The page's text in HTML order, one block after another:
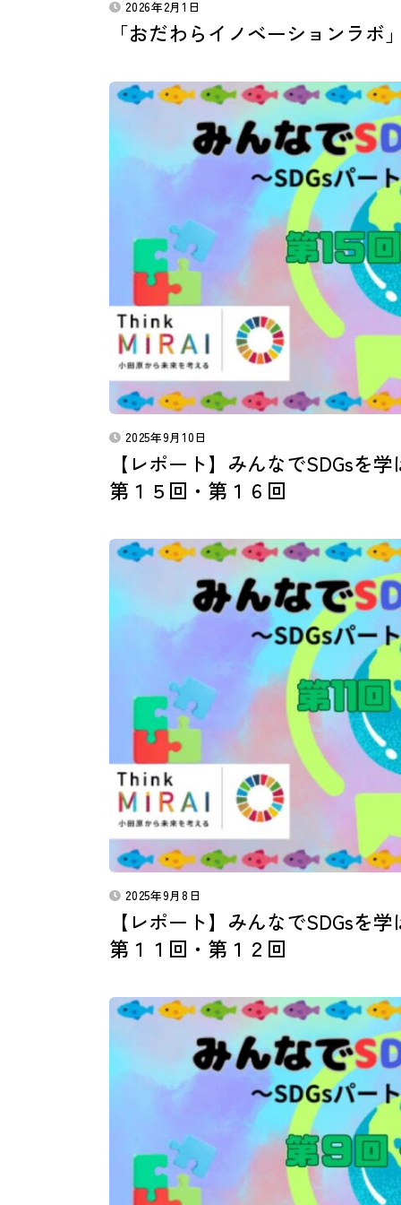
2026年2月1日
「おだわらイノベーションラボ
2025年9月10日
【レポート】みんなでSDGsを
第１５回・第１６回
2025年9月8日
【レポート】みんなでSDGsを
第１１回・第１２回